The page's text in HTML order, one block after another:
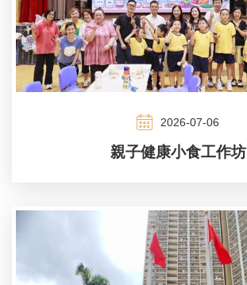
2026-07-06
親子健康小食工作坊